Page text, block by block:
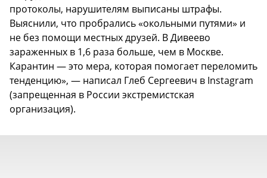
протоколы, нарушителям выписаны штрафы.
Выяснили, что пробрались «окольными путями» и
не без помощи местных друзей. В Дивеево
зараженных в 1,6 раза больше, чем в Москве.
Карантин — это мера, которая помогает переломить
тенденцию», — написал Глеб Сергеевич в Instagram
(запрещенная в России экстремистская
организация).